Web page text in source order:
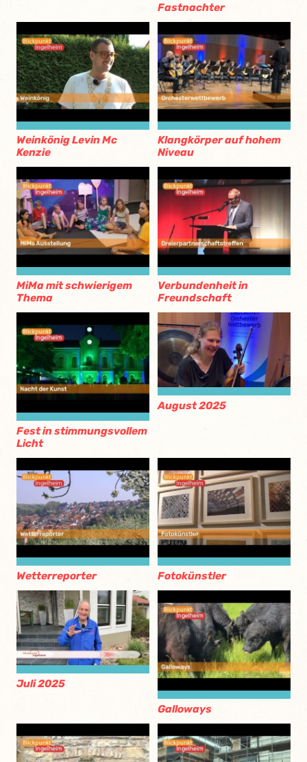
Fastnachter
Weinkönig Levin Mc
Kenzie
Klangkörper auf hohem
Niveau
MiMa mit schwierigem
Thema
Verbundenheit in
Freundschaft
Fest in stimmungsvollem
Licht
August 2025
Wetterreporter Fotokünstler
Juli 2025
Galloways